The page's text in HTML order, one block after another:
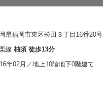
県福岡市東区松田３丁目16番20号
線 柚須 徒歩13分
年02月／地上10階地下0階建て